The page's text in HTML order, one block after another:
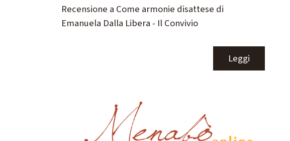
Recensione a Come armonie disattese di
Emanuela Dalla Libera - Il Convivio
Leggi